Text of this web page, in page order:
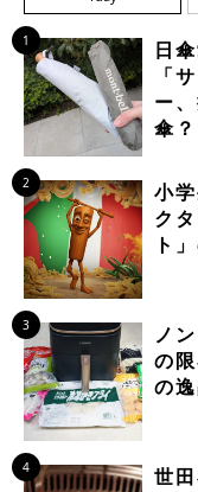
1
日
「
ー
傘？
2
小
ク
ト
3
ノ
の
の
4
世